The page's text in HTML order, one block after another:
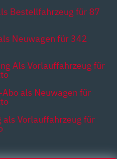
Bestellfahrzeug für 87
Neuwagen für 342
Als Vorlauffahrzeug für
als Neuwagen für
als Vorlauffahrzeug für